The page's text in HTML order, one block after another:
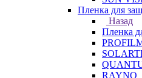
Пленка для
Назад
Пленка
RAYNO